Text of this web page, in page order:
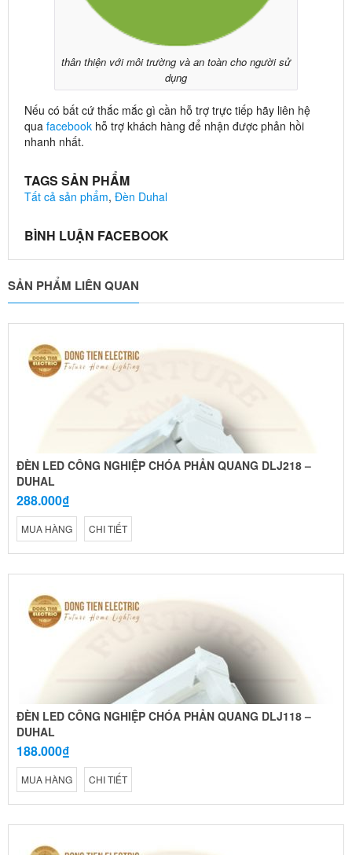
thân thiện với môi trường và an toàn cho người sử
dụng
Nếu có bất cứ thắc mắc gì cần hỗ trợ trực tiếp hãy liên hệ
qua facebook hỗ trợ khách hàng để nhận được phản hồi
nhanh nhất.
TAGS SẢN PHẨM
Tất cả sản phẩm, Đèn Duhal
BÌNH LUẬN FACEBOOK
SẢN PHẨM LIÊN QUAN
ĐÈN LED CÔNG NGHIỆP CHÓA PHẢN QUANG DLJ218 –
DUHAL
288.000₫
MUA HÀNG CHI TIẾT
ĐÈN LED CÔNG NGHIỆP CHÓA PHẢN QUANG DLJ118 –
DUHAL
188.000₫
MUA HÀNG CHI TIẾT